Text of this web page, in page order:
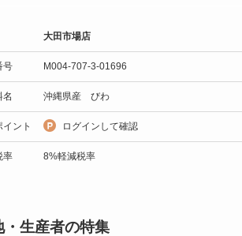
大田市場店
号 M004-707-3-01696
名 沖縄県産 びわ
ント ログインして確認
率 8%軽減税率
・生産者の特集